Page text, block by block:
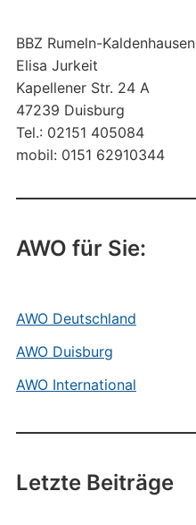
BBZ Rumeln-Kaldenhausen
Elisa Jurkeit
Kapellener Str. 24 A
47239 Duisburg
Tel.: 02151 405084
mobil: 0151 62910344
AWO für Sie:
AWO Deutschland
AWO Duisburg
AWO International
Letzte Beiträge